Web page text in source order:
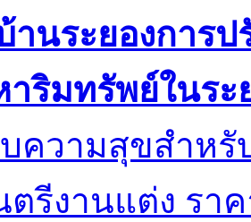
านระยองการ
าริมทรัพย์ในระ
ความสุขสำหรั
ตรีงานแต่ง รา